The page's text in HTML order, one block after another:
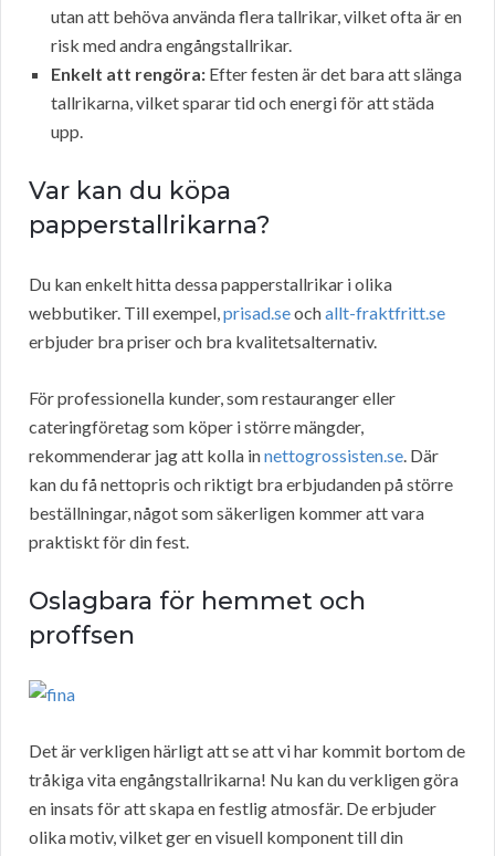
utan att behöva använda flera tallrikar, vilket ofta är en
risk med andra engångstallrikar.
Enkelt att rengöra: Efter festen är det bara att slänga
tallrikarna, vilket sparar tid och energi för att städa
upp.
Var kan du köpa
papperstallrikarna?
Du kan enkelt hitta dessa papperstallrikar i olika
webbutiker. Till exempel,prisad.seochallt-fraktfritt.se
erbjuder bra priser och bra kvalitetsalternativ.
För professionella kunder, som restauranger eller
cateringföretag som köper i större mängder,
rekommenderar jag att kolla innettogrossisten.se. Där
kan du få nettopris och riktigt bra erbjudanden på större
beställningar, något som säkerligen kommer att vara
praktiskt för din fest.
Oslagbara för hemmet och
proffsen
Det är verkligen härligt att se att vi har kommit bortom de
tråkiga vita engångstallrikarna! Nu kan du verkligen göra
en insats för att skapa en festlig atmosfär. De erbjuder
olika motiv, vilket ger en visuell komponent till din